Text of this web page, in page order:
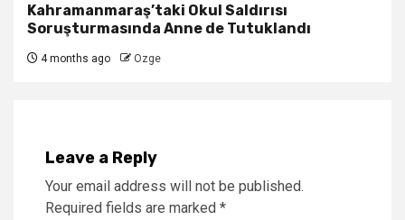
Kahramanmaraş’taki Okul Saldırısı
Soruşturmasında Anne de Tutuklandı
4 months ago Ozge
Leave a Reply
Your email address will not be published.
Required fields are marked *